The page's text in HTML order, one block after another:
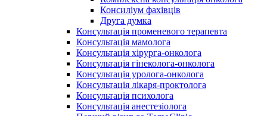
Консиліум фахівців
Друга думка
Консультація променевого терапевта
Консультація мамолога
Консультація хірурга-онколога
Консультація гінеколога-онколога
Консультація уролога-онколога
Консультація лікаря-проктолога
Консультація психолога
Консультація анестезіолога